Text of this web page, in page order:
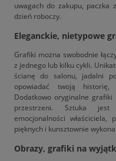
uwagach do zakupu, paczka
dzień roboczy.
Eleganckie, nietypowe
Grafiki można swobodnie
z jednego lub kilku cykli.
ścianę do salonu, jadalni
opowiadać twoją historię,
Dodatkowo oryginalne
przestrzeni. Sztuka jest
emocjonalności właściciela,
pięknych i kunsztownie
Obrazy, grafiki na